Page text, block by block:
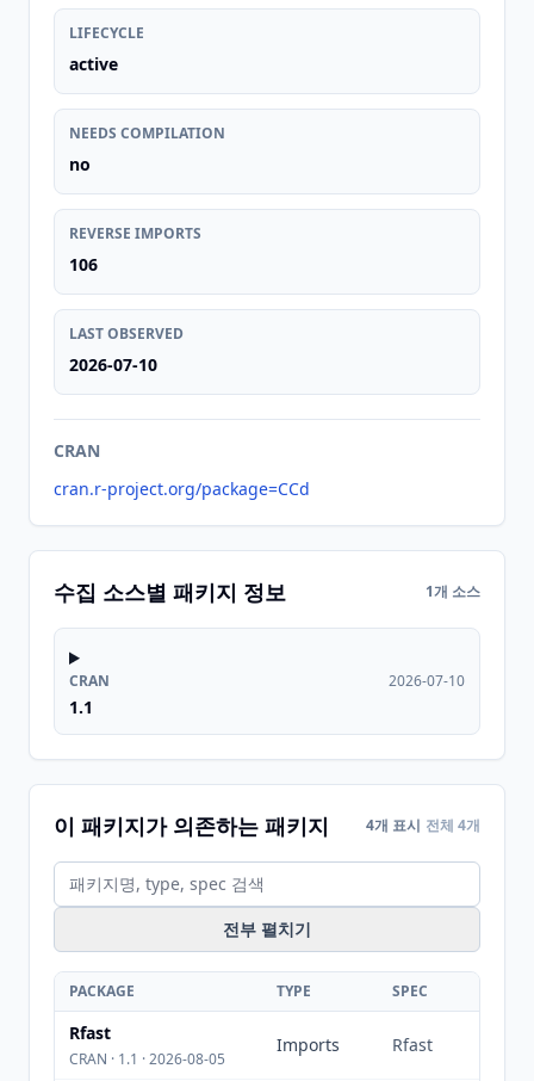
LIFECYCLE
active
NEEDS COMPILATION
no
REVERSE IMPORTS
106
LAST OBSERVED
2026-07-10
CRAN
cran.r-project.org/package=CCd
수집 소스별 패키지 정보 1개 소스
CRAN
1.1
2026-07-10
이 패키지가 의존하는 패키지 4개 표시 전체 4개
전부 펼치기
PACKAGE TYPE SPEC
Rfast
CRAN · 1.1 · 2026-08-05
Imports Rfast